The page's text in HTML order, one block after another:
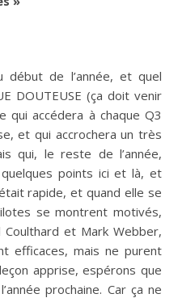
début de l’année, et quel
DOUTEUSE (ça doit venir
qui accédera à chaque Q3
et qui accrochera un très
qui, le reste de l’année,
points ici et là, et
rapide, et quand elle se
se montrent motivés,
et Mark Webber,
efficaces, mais ne purent
apprise, espérons que
prochaine. Car ça ne